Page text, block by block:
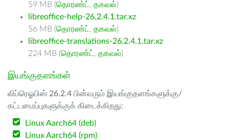
59 MB (தொரண்ட் , தகவல்)
libreoffice-help-26.2.4.1.tar.xz
56 MB (தொரண்ட் , தகவல்)
libreoffice-translations-26.2.4.1.tar.xz
224 MB (தொரண்ட் , தகவல்)
இயங்குதளங்கள்
லிப்ரெஓபிஸ் 26.2.4 பின்வரும் இயங்குதளங்களுக்கு/
கட்டமைப்புகளுக்குக் கிடைக்கிறது:
Linux Aarch64 (deb)
Linux Aarch64 (rpm)